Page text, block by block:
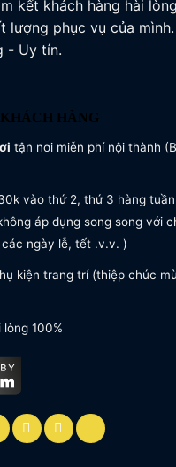
kết khách hàng hài
lượng phục vụ của
- Uy tín.
HÀNG
tận nơi miễn phí nội thành
vào thứ 2, thứ 3 hàng
áp dụng song song với
ngày lễ, tết .v.v. )
kiện trang trí (thiệp chúc
100%